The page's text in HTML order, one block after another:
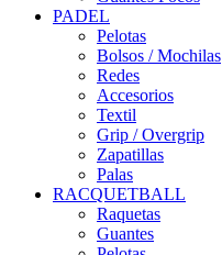
PADEL
Pelotas
Bolsos / Mochilas
Redes
Accesorios
Textil
Grip / Overgrip
Zapatillas
Palas
RACQUETBALL
Raquetas
Guantes